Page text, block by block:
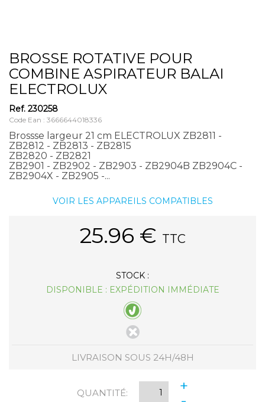
BROSSE ROTATIVE POUR
COMBINE ASPIRATEUR BALAI
ELECTROLUX
Ref. 230258
Code Ean : 3666644018336
Brossse largeur 21 cm ELECTROLUX ZB2811 -
ZB2812 - ZB2813 - ZB2815
ZB2820 - ZB2821
ZB2901 - ZB2902 - ZB2903 - ZB2904B ZB2904C -
ZB2904X - ZB2905 -...
VOIR LES APPAREILS COMPATIBLES
25.96 € TTC
STOCK :
DISPONIBLE : EXPÉDITION IMMÉDIATE
LIVRAISON SOUS 24H/48H
QUANTITÉ:
+